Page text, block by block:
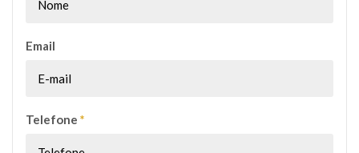
Email
Telefone *